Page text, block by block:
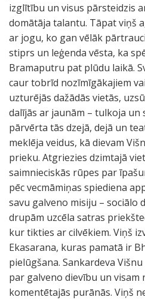
izglītību un visus pārsteidzis
domātāja talantu. Tāpat viņš
ar jogu, ko gan vēlāk
stiprs un leģenda vēsta, ka
Bramaputru pat plūdu laikā.
caur tobrīd nozīmīgākajiem
uzturējās dažādās vietās,
dalījās ar jaunām – tulkoja un
pārvērta tās dzejā, dejā un
meklēja veidus, kā dievam
prieku. Atgriezies dzimtajā
saimnieciskās rūpes par
pēc vecmāmiņas spiediena
savu galveno misiju – sociālo
drupām uzcēla satras
kur tikties ar cilvēkiem. Viņš
Ekasarana, kuras pamatā ir
pielūgšana. Sankardeva
par galveno dievību un visam
komentētajās purānās. Viņš